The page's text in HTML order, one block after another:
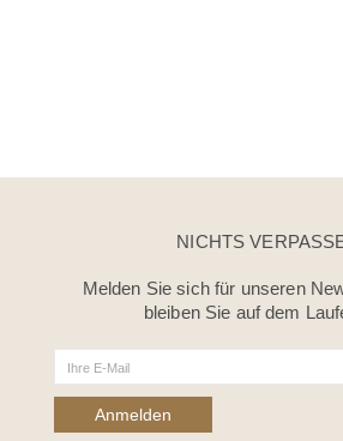
NICHTS
Melden Sie sich für unseren
bleiben Sie auf dem